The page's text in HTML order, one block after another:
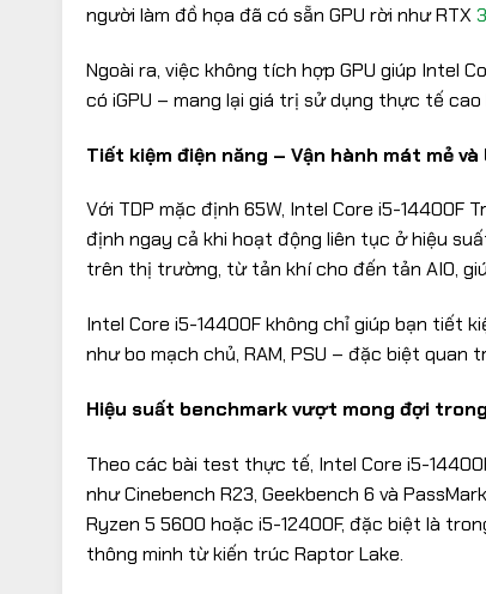
người làm đồ họa đã có sẵn GPU rời như RTX
Ngoài ra, việc không tích hợp GPU giúp Intel
có iGPU – mang lại giá trị sử dụng thực tế cao
Tiết kiệm điện năng – Vận hành mát mẻ và
Với TDP mặc định 65W, Intel Core i5-
định ngay cả khi hoạt động liên tục ở hiệu
trên thị trường, từ tản khí cho đến tản AIO,
Intel Core i5-14400F không chỉ giúp bạn tiết
như bo mạch chủ, RAM, PSU – đặc biệt
Hiệu suất benchmark vượt mong đợi
Theo các bài test thực tế, Intel Core i5-
như Cinebench R23, Geekbench 6 và
Ryzen 5 5600 hoặc i5-12400F, đặc biệt là
thông minh từ kiến trúc Raptor Lake.